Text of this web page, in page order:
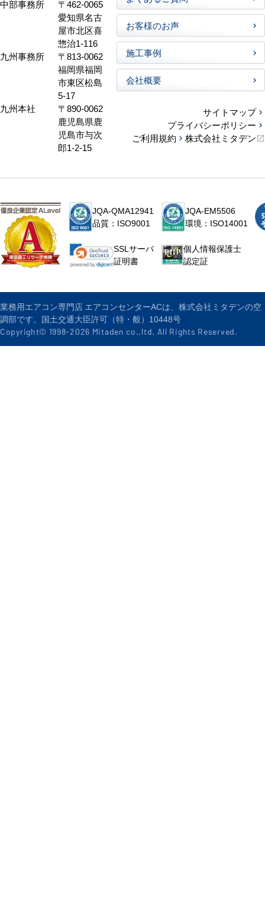
中部事務所
〒462-0065
愛知県名古
屋市北区喜
惣治1-116
九州事務所
〒813-0062
福岡県福岡
市東区松島
5-17
九州本社
〒890-0062
鹿児島県鹿
児島市与次
郎1-2-15
お客様のお声
施工事例
会社概要
サイトマップ
プライバシーポリシー
ご利用規約
株式会社ミタデン
JQA-QMA12941
品質：ISO9001
JQA-EM5506
環境：ISO14001
SSLサーバ
証明書
個人情報保護士
認定証
業務用エアコン専門店 エアコンセンターACは、株式会社ミタデンの空
調部です。国土交通大臣許可（特・般）10448号
Copyright© 1998-2026 Mitaden co.,ltd. All Rights Reserved.